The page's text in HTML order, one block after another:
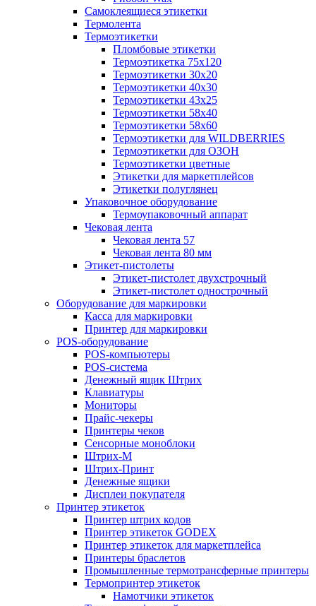
Самоклеящиеся этикетки
Термолента
Термоэтикетки
Пломбовые этикетки
Термоэтикетка 75х120
Термоэтикетки 30х20
Термоэтикетки 40х30
Термоэтикетки 43х25
Термоэтикетки 58х40
Термоэтикетки 58х60
Термоэтикетки для WILDBERRIES
Термоэтикетки для ОЗОН
Термоэтикетки цветные
Этикетки для маркетплейсов
Этикетки полуглянец
Упаковочное оборудование
Термоупаковочный аппарат
Чековая лента
Чековая лента 57
Чековая лента 80 мм
Этикет-пистолеты
Этикет-пистолет двухстрочный
Этикет-пистолет однострочный
Оборудование для маркировки
Касса для маркировки
Принтер для маркировки
POS-оборудование
POS-компьютеры
POS-система
Денежный ящик Штрих
Клавиатуры
Мониторы
Прайс-чекеры
Принтеры чеков
Сенсорные моноблоки
Штрих-М
Штрих-Принт
Денежные ящики
Дисплеи покупателя
Принтер этикеток
Принтер штрих кодов
Принтер этикеток GODEX
Принтер этикеток для маркетплейса
Принтеры браслетов
Промышленные термотрансферные принтеры
Термопринтер этикеток
Намотчики этикеток